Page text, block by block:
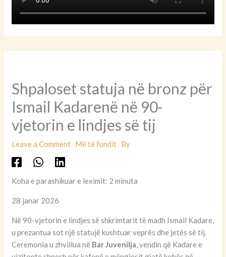
Shpaloset statuja në bronz për
Ismail Kadarenë në 90-
vjetorin e lindjes së tij
Leave a Comment Më të fundit By
Koha e parashikuar e leximit: 2 minuta
28 janar 2026
Në 90-vjetorin e lindjes së shkrimtarit të madh Ismail Kadare,
u prezantua sot një statujë kushtuar veprës dhe jetës së tij.
Ceremonia u zhvillua në Bar Juvenilja , vendin që Kadare e